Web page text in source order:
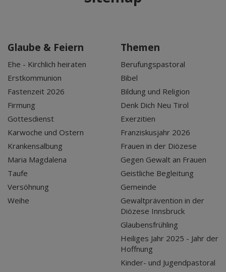
Glaube & Feiern
Ehe - Kirchlich heiraten
Erstkommunion
Fastenzeit 2026
Firmung
Gottesdienst
Karwoche und Ostern
Krankensalbung
Maria Magdalena
Taufe
Versöhnung
Weihe
Themen
Berufungspastoral
Bibel
Bildung und Religion
Denk Dich Neu Tirol
Exerzitien
Franziskusjahr 2026
Frauen in der Diözese
Gegen Gewalt an Frauen
Geistliche Begleitung
Gemeinde
Gewaltprävention in der
Diözese Innsbruck
Glaubensfrühling
Heiliges Jahr 2025 - Jahr der
Hoffnung
Kinder- und Jugendpastoral